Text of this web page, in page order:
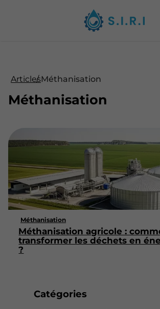
Catégories
ArticlesMéthanisation
Méthanisation
Méthanisation
Méthanisation agricole :
transformer les déchets en
?